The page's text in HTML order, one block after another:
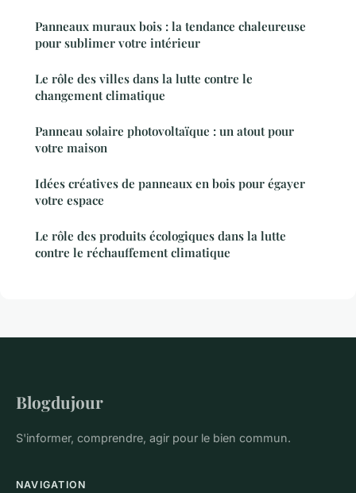
Panneaux muraux bois : la tendance chaleureuse
pour sublimer votre intérieur
Le rôle des villes dans la lutte contre le
changement climatique
Panneau solaire photovoltaïque : un atout pour
votre maison
Idées créatives de panneaux en bois pour égayer
votre espace
Le rôle des produits écologiques dans la lutte
contre le réchauffement climatique
Blogdujour
S'informer, comprendre, agir pour le bien commun.
NAVIGATION